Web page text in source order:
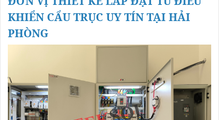
KHIỂN CẨU TRỤC UY TÍN TẠI HẢI
PHÒNG